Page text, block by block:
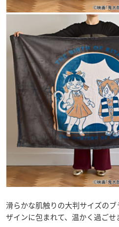
滑らかな肌触りの大判サイズの
ザインに包まれて、温かく過ごせ